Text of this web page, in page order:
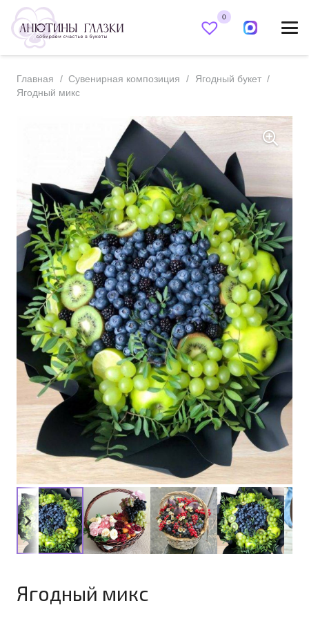
0
Главная / Сувенирная композиция / Ягодный букет /
Ягодный микс
Ягодный микс